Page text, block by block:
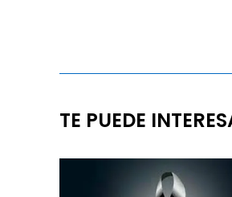
TE PUEDE